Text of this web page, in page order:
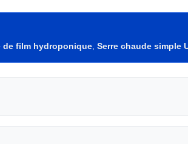
de film hydroponique Serre chaude simple